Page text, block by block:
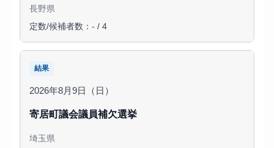
長野県
定数/候補者数：- / 4
結果
2026年8月9日（日）
寄居町議会議員補欠選挙
埼玉県